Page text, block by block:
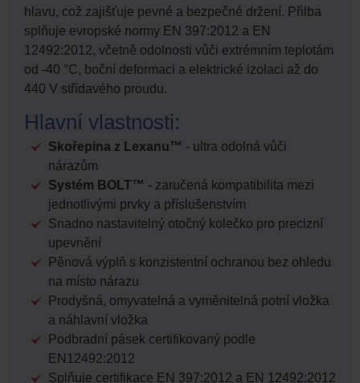
hlavu, což zajišťuje pevné a bezpečné držení. Přilba
splňuje evropské normy EN 397:2012 a EN
12492:2012, včetně odolnosti vůči extrémním teplotám
od -40 °C, boční deformaci a elektrické izolaci až do
440 V střídavého proudu.
Hlavní vlastnosti:
Skořepina z Lexanu™ - ultra odolná vůči
nárazům
Systém BOLT™ - zaručená kompatibilita mezi
jednotlivými prvky a příslušenstvím
Snadno nastavitelný otočný kolečko pro precizní
upevnění
Pěnová výplň s konzistentní ochranou bez ohledu
na místo nárazu
Prodyšná, omyvatelná a vyměnitelná potní vložka
a náhlavní vložka
Podbradní pásek certifikovaný podle
EN12492:2012
Splňuje certifikace EN 397:2012 a EN 12492:2012